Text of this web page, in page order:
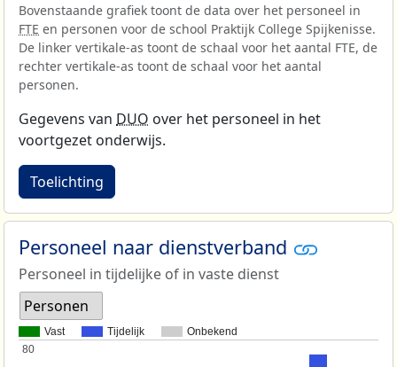
Bovenstaande grafiek toont de data over het personeel in
FTE en personen voor de school Praktijk College Spijkenisse.
De linker vertikale-as toont de schaal voor het aantal FTE, de
rechter vertikale-as toont de schaal voor het aantal
personen.
Gegevens van DUO over het personeel in het
voortgezet onderwijs.
Toelichting
Personeel naar dienstverband
Personeel in tijdelijke of in vaste dienst
Personen
Vast Tijdelijk Onbekend
80
80